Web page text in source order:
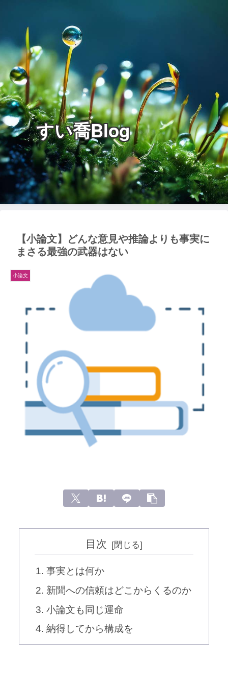
すい喬Blog
【小論文】どんな意見や推論よりも事実に
まさる最強の武器はない
小論文
目次
事実とは何か
新聞への信頼はどこからくるのか
小論文も同じ運命
納得してから構成を